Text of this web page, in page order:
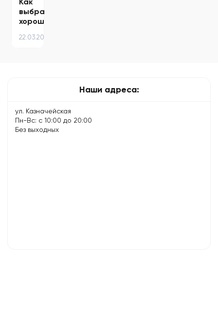
выбрать
хороший
центр
22.03.2021
Наши адреса:
ул. Казначейская
Пн-Вс: с 10:00 до 20:00
Без выходных